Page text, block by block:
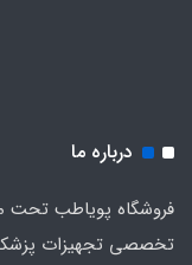
درباره ما
فروشگاه پویاطب تحت
تخصصی تجهیزات